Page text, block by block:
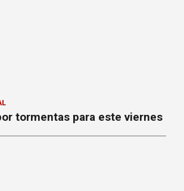
tormentas para este viernes